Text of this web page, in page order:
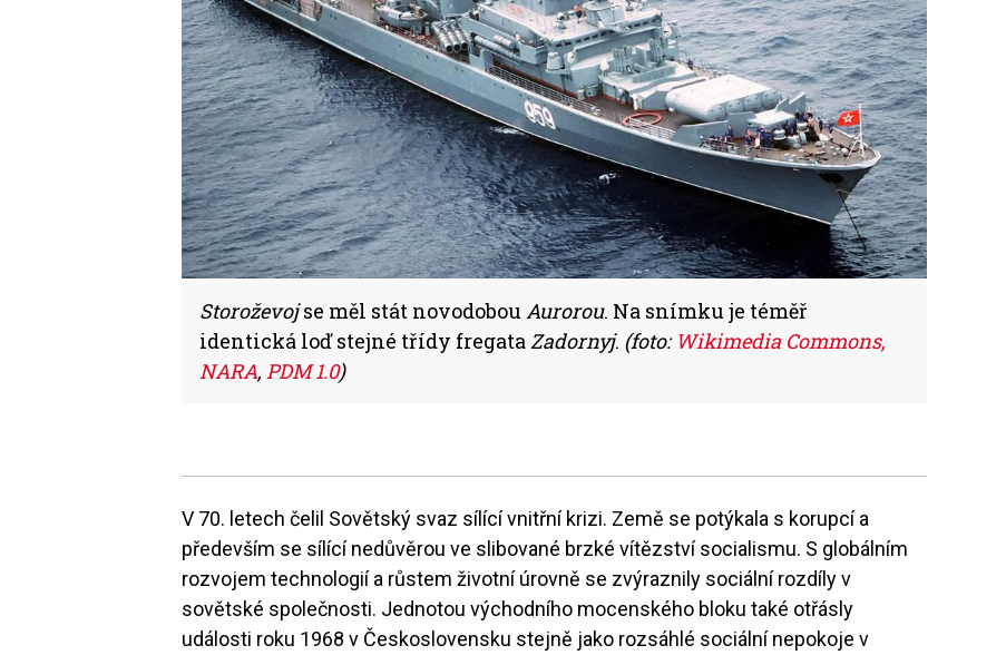
Storoževojse měl stát novodobou Aurorou. Na snímku je téměř
identická loď stejné třídy fregata Zadornyj. (foto: Wikimedia Commons,
NARA,PDM 1.0)
V 70. letech čelil Sovětský svaz sílící vnitřní krizi. Země se potýkala s korupcí a
především se sílící nedůvěrou ve slibované brzké vítězství socialismu. S globálním
rozvojem technologií a růstem životní úrovně se zvýraznily sociální rozdíly v
sovětské společnosti. Jednotou východního mocenského bloku také otřásly
události roku 1968 v Československu stejně jako rozsáhlé sociální nepokoje v